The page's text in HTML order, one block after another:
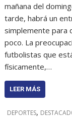
mañana del
tarde, habrá un
simplemente para
poco. La
futbolistas que
físicamente,…
LEER MÁS
DEPORTES,